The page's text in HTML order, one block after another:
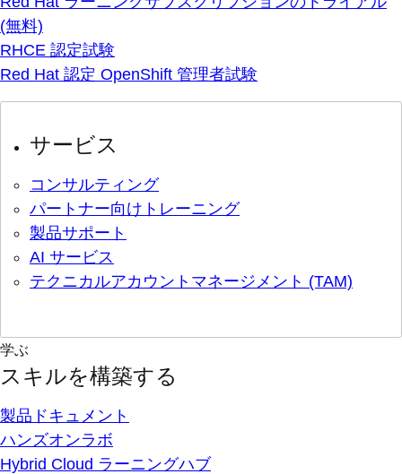
(無料)
RHCE 認定試験
Red Hat 認定 OpenShift 管理者試験
サービス
コンサルティング
パートナー向けトレーニング
製品サポート
AI サービス
テクニカルアカウントマネージメント (TAM)
学ぶ
スキルを構築する
製品ドキュメント
ハンズオンラボ
Hybrid Cloud ラーニングハブ